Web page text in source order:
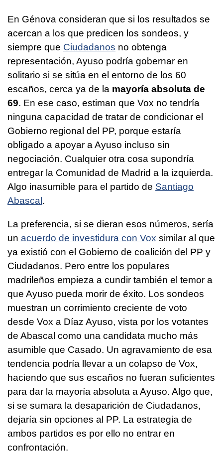
En Génova consideran que si los resultados se
acercan a los que predicen los sondeos, y
siempre que Ciudadanos no obtenga
representación, Ayuso podría gobernar en
solitario si se sitúa en el entorno de los 60
escaños, cerca ya de la mayoría absoluta de
69. En ese caso, estiman que Vox no tendría
ninguna capacidad de tratar de condicionar el
Gobierno regional del PP, porque estaría
obligado a apoyar a Ayuso incluso sin
negociación. Cualquier otra cosa supondría
entregar la Comunidad de Madrid a la izquierda.
Algo inasumible para el partido de Santiago
Abascal .
La preferencia, si se dieran esos números, sería
un acuerdo de investidura con Vox similar al que
ya existió con el Gobierno de coalición del PP y
Ciudadanos. Pero entre los populares
madrileños empieza a cundir también el temor a
que Ayuso pueda morir de éxito. Los sondeos
muestran un corrimiento creciente de voto
desde Vox a Díaz Ayuso, vista por los votantes
de Abascal como una candidata mucho más
asumible que Casado. Un agravamiento de esa
tendencia podría llevar a un colapso de Vox,
haciendo que sus escaños no fueran suficientes
para dar la mayoría absoluta a Ayuso. Algo que,
si se sumara la desaparición de Ciudadanos,
dejaría sin opciones al PP. La estrategia de
ambos partidos es por ello no entrar en
confrontación.